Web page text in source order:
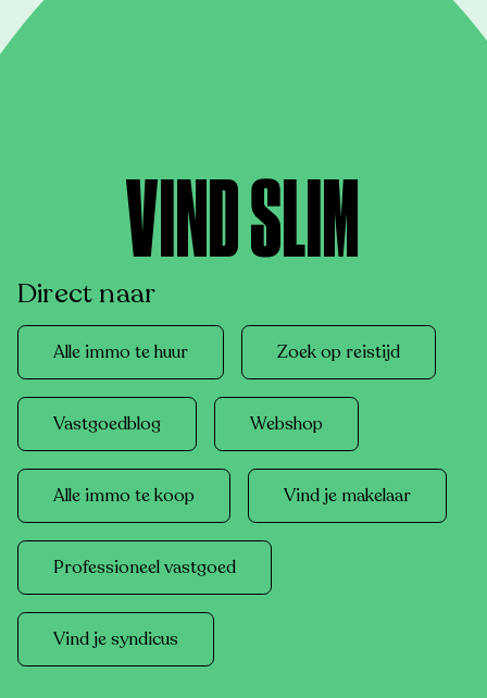
VIND SLIM
Direct naar
Alle immo te huur Zoek op reistijd
Vastgoedblog Webshop
Alle immo te koop Vind je makelaar
Professioneel vastgoed
Vind je syndicus